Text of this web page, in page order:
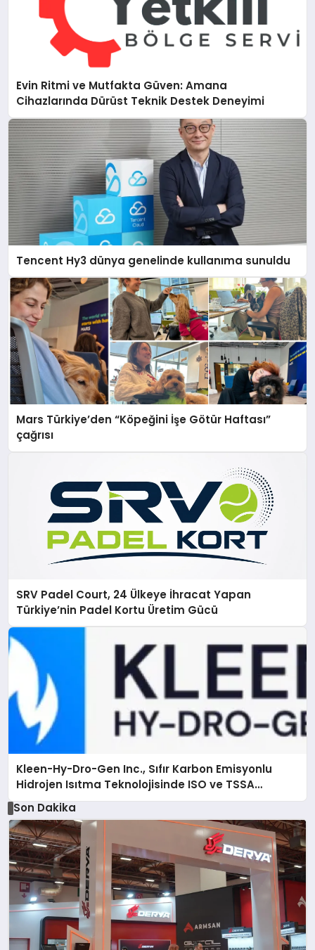
Evin Ritmi ve Mutfakta Güven: Amana
Cihazlarında Dürüst Teknik Destek Deneyimi
Tencent Hy3 dünya genelinde kullanıma sunuldu
Mars Türkiye’den “Köpeğini İşe Götür Haftası”
çağrısı
SRV Padel Court, 24 Ülkeye İhracat Yapan
Türkiye’nin Padel Kortu Üretim Gücü
Kleen-Hy-Dro-Gen Inc., Sıfır Karbon Emisyonlu
Hidrojen Isıtma Teknolojisinde ISO ve TSSA
Düzenleyici Onaylarını Aldı
Son Dakika